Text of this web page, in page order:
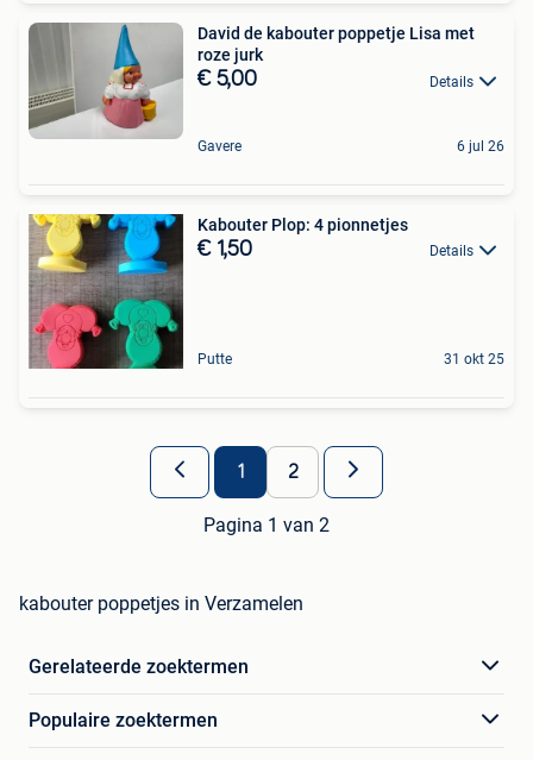
David de kabouter poppetje Lisa met
roze jurk
€ 5,00 Details
Gavere 6 jul 26
Kabouter Plop: 4 pionnetjes
€ 1,50 Details
Putte 31 okt 25
1 2
Pagina 1 van 2
kabouter poppetjes in Verzamelen
Gerelateerde zoektermen
Populaire zoektermen